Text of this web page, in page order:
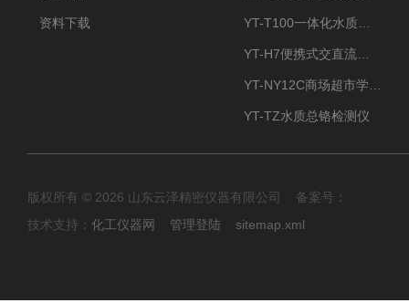
资料下载
YT-TZ水质总铬检测仪
版权所有 © 2026 山东云泽精密仪器有限公司 备案号：
技术支持： 化工仪器网 管理登陆 sitemap.xml